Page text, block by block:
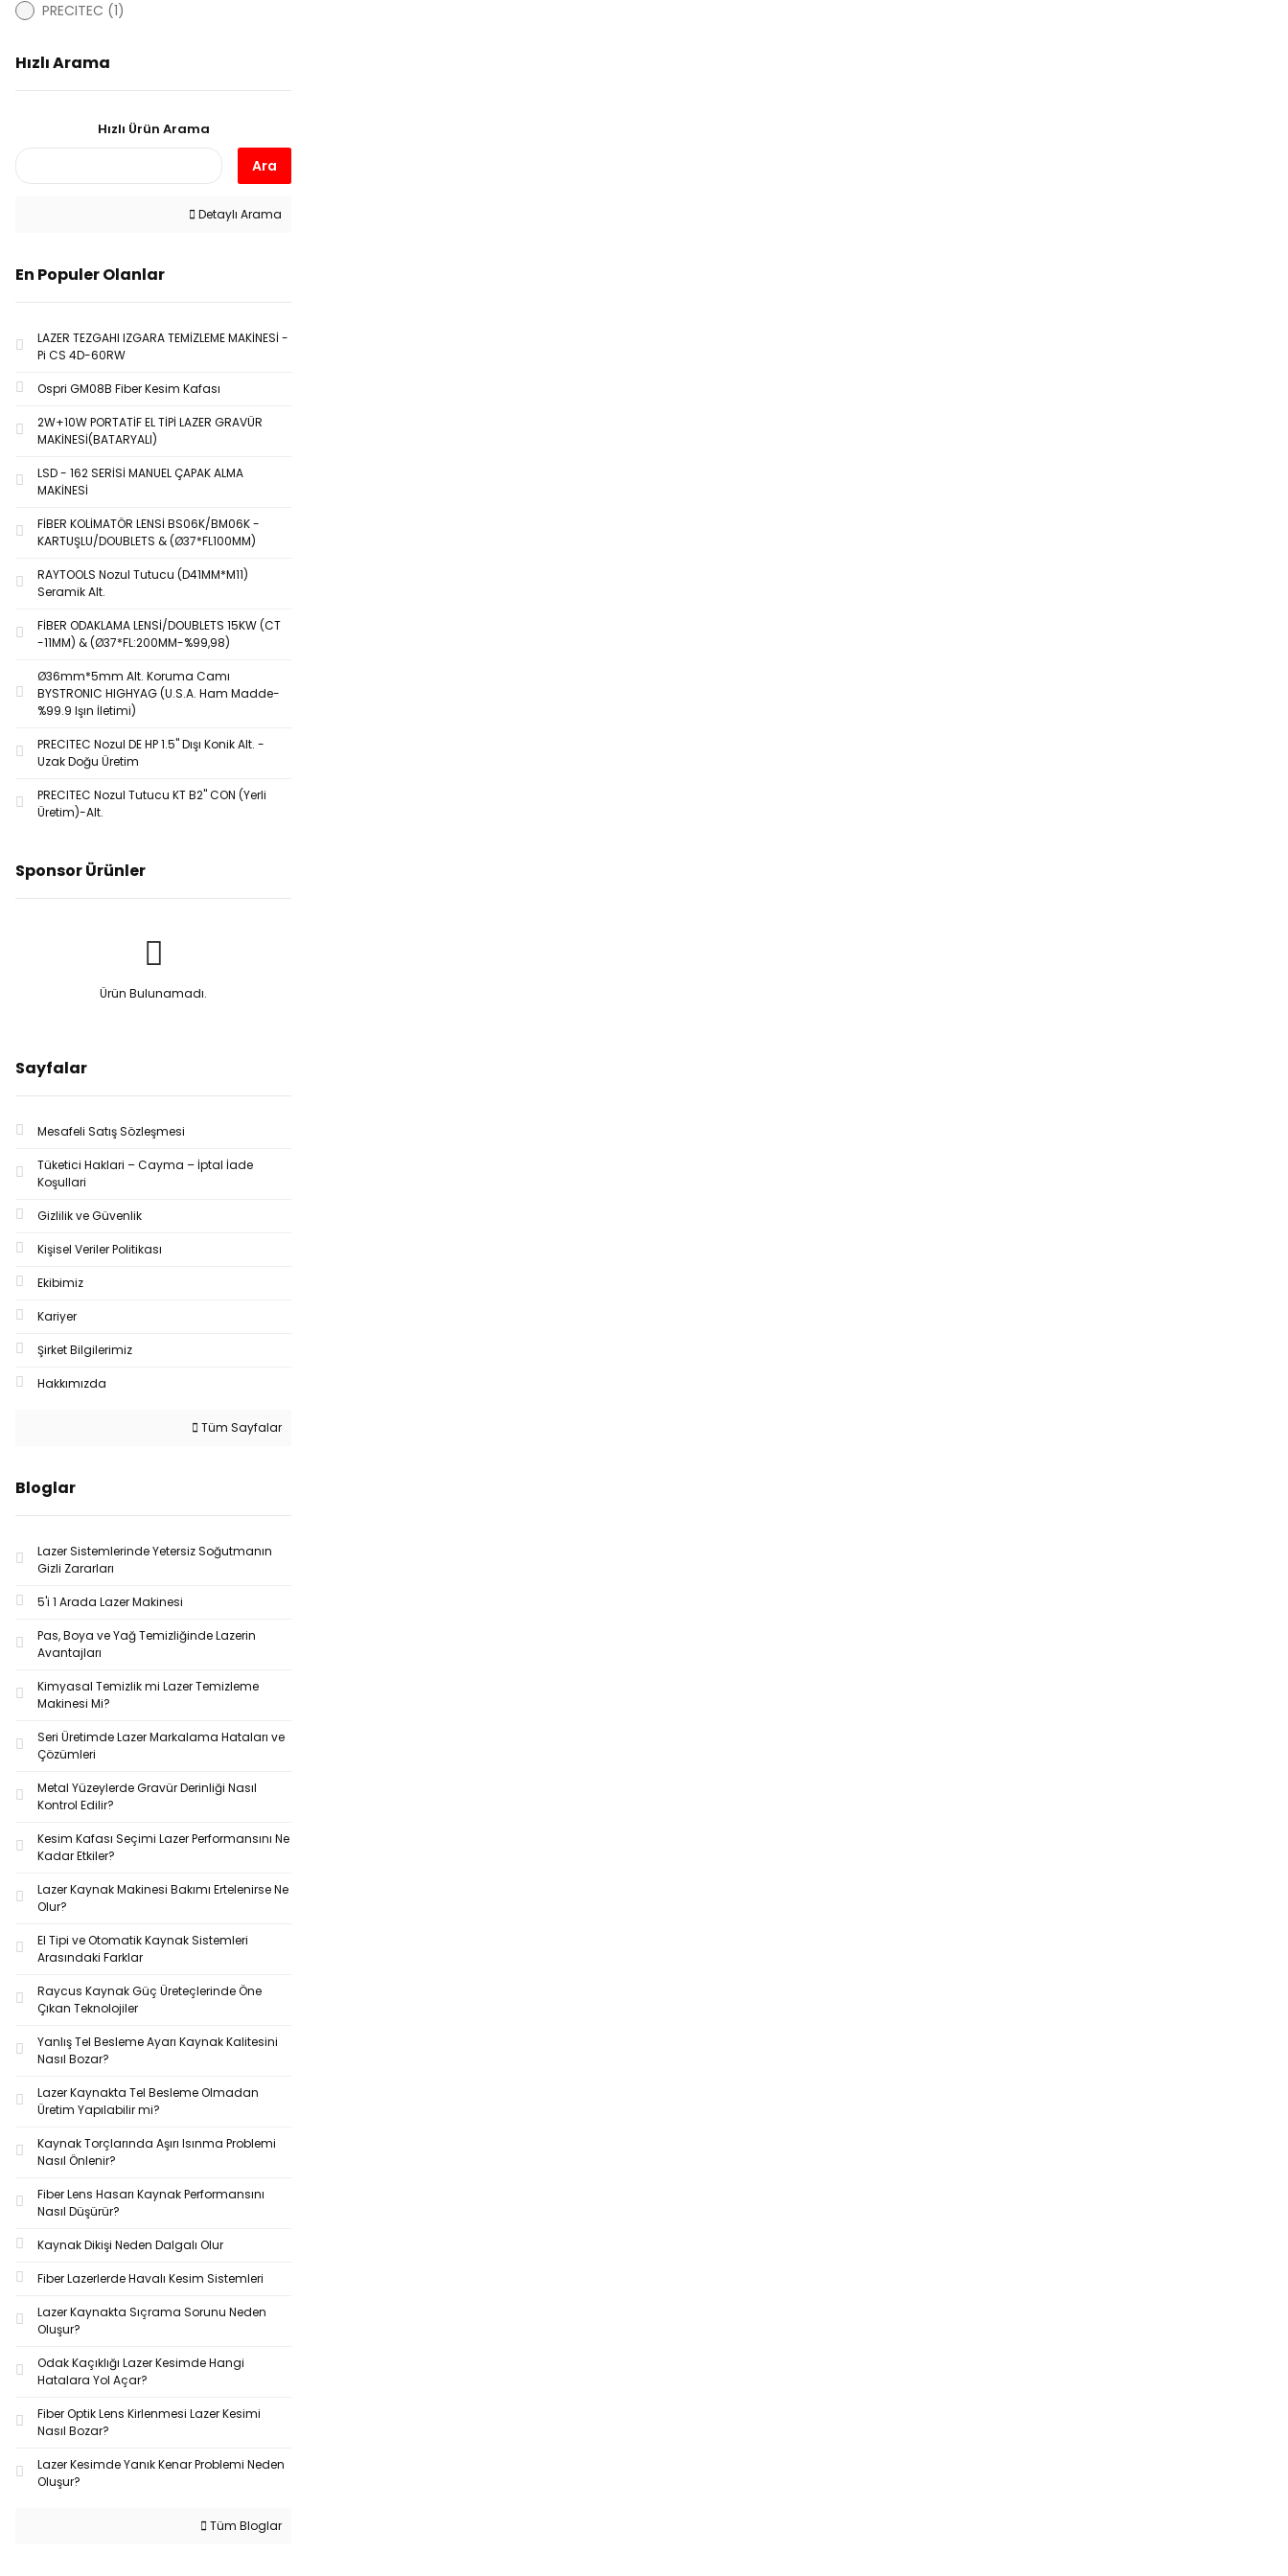
PRECITEC (1)
Hızlı Arama
Hızlı Ürün Arama
Ara
Detaylı Arama
En Populer Olanlar
LAZER TEZGAHI IZGARA TEMİZLEME MAKİNESİ -
Pi CS 4D-60RW
Ospri GM08B Fiber Kesim Kafası
2W+10W PORTATİF EL TİPİ LAZER GRAVÜR
MAKİNESİ(BATARYALI)
LSD - 162 SERİSİ MANUEL ÇAPAK ALMA
MAKİNESİ
FİBER KOLİMATÖR LENSİ BS06K/BM06K -
KARTUŞLU/DOUBLETS & (Ø37*FL100MM)
RAYTOOLS Nozul Tutucu (D41MM*M11)
Seramik Alt.
FİBER ODAKLAMA LENSİ/DOUBLETS 15KW (CT
-11MM) & (Ø37*FL:200MM-%99,98)
Ø36mm*5mm Alt. Koruma Camı
BYSTRONIC HIGHYAG (U.S.A. Ham Madde-
%99.9 Işın İletimi)
PRECITEC Nozul DE HP 1.5'' Dışı Konik Alt. -
Uzak Doğu Üretim
PRECITEC Nozul Tutucu KT B2'' CON (Yerli
Üretim)-Alt.
Sponsor Ürünler
Ürün Bulunamadı.
Sayfalar
Mesafeli Satış Sözleşmesi
Tüketici Haklari – Cayma – İptal İade
Koşullari
Gizlilik ve Güvenlik
Kişisel Veriler Politikası
Ekibimiz
Kariyer
Şirket Bilgilerimiz
Hakkımızda
Tüm Sayfalar
Bloglar
Lazer Sistemlerinde Yetersiz Soğutmanın
Gizli Zararları
5'i 1 Arada Lazer Makinesi
Pas, Boya ve Yağ Temizliğinde Lazerin
Avantajları
Kimyasal Temizlik mi Lazer Temizleme
Makinesi Mi?
Seri Üretimde Lazer Markalama Hataları ve
Çözümleri
Metal Yüzeylerde Gravür Derinliği Nasıl
Kontrol Edilir?
Kesim Kafası Seçimi Lazer Performansını Ne
Kadar Etkiler?
Lazer Kaynak Makinesi Bakımı Ertelenirse Ne
Olur?
El Tipi ve Otomatik Kaynak Sistemleri
Arasındaki Farklar
Raycus Kaynak Güç Üreteçlerinde Öne
Çıkan Teknolojiler
Yanlış Tel Besleme Ayarı Kaynak Kalitesini
Nasıl Bozar?
Lazer Kaynakta Tel Besleme Olmadan
Üretim Yapılabilir mi?
Kaynak Torçlarında Aşırı Isınma Problemi
Nasıl Önlenir?
Fiber Lens Hasarı Kaynak Performansını
Nasıl Düşürür?
Kaynak Dikişi Neden Dalgalı Olur
Fiber Lazerlerde Havalı Kesim Sistemleri
Lazer Kaynakta Sıçrama Sorunu Neden
Oluşur?
Odak Kaçıklığı Lazer Kesimde Hangi
Hatalara Yol Açar?
Fiber Optik Lens Kirlenmesi Lazer Kesimi
Nasıl Bozar?
Lazer Kesimde Yanık Kenar Problemi Neden
Oluşur?
Tüm Bloglar